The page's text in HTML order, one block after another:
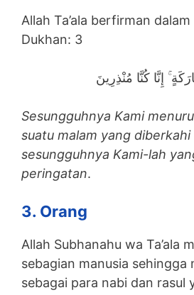
Allah Ta’ala berfirman
Dukhan: 3
إِنَّا كُنَّا مُنْذِرِينَ
Sesungguhnya Kami
suatu malam yang diberkahi
sesungguhnya Kami-lah
peringatan.
3. Orang
Allah Subhanahu wa Ta’ala
sebagian manusia sehingga
sebagai para nabi dan rasul